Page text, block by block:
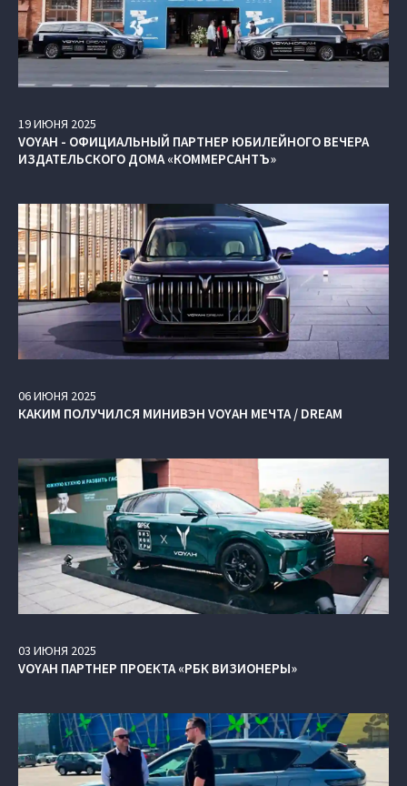
19ИЮНЯ 2025
VOYAH - ОФИЦИАЛЬНЫЙ ПАРТНЕР ЮБИЛЕЙНОГО ВЕЧЕРА
ИЗДАТЕЛЬСКОГО ДОМА «КОММЕРСАНТЪ»
06ИЮНЯ 2025
КАКИМ ПОЛУЧИЛСЯ МИНИВЭН VOYAH МЕЧТА / DREAM
03 ИЮНЯ 2025
VOYAH ПАРТНЕР ПРОЕКТА «РБК ВИЗИОНЕРЫ»